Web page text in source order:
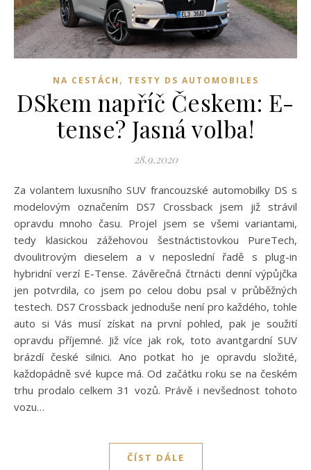
NA CESTÁCH , TESTY DS AUTOMOBILES
DSkem napříč Českem: E-
tense? Jasná volba!
28.9.2020
Za volantem luxusního SUV francouzské automobilky DS s
modelovým označením DS7 Crossback jsem již strávil
opravdu mnoho času. Projel jsem se všemi variantami,
tedy klasickou zážehovou šestnáctistovkou PureTech,
dvoulitrovým dieselem a v neposlední řadě s plug-in
hybridní verzí E-Tense. Závěrečná čtrnácti denní výpůjčka
jen potvrdila, co jsem po celou dobu psal v průběžných
testech. DS7 Crossback jednoduše není pro každého, tohle
auto si Vás musí získat na první pohled, pak je soužití
opravdu příjemné. Již více jak rok, toto avantgardní SUV
brázdí české silnici. Ano potkat ho je opravdu složité,
každopádně své kupce má. Od začátku roku se na českém
trhu prodalo celkem 31 vozů. Právě i nevšednost tohoto
vozu…
ČÍST DÁLE